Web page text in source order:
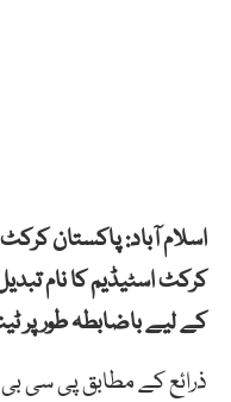
اسلام آباد: پاکستان
کرکٹ اسٹیڈیم کا نام
کے لیے باضابطہ طور پر
ذرائع کے مطابق پی سی